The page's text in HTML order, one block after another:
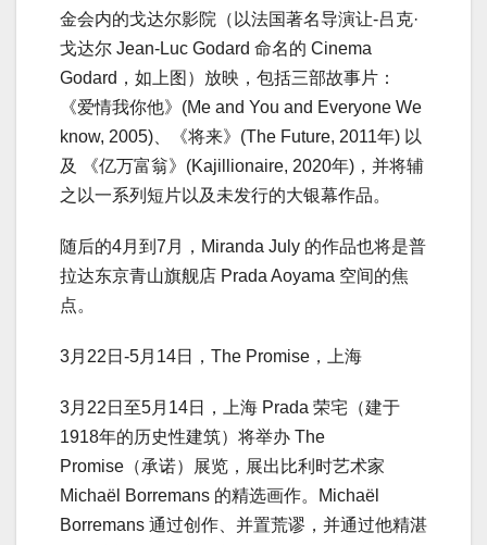
金会内的戈达尔影院（以法国著名导演让-吕克·
戈达尔 Jean-Luc Godard 命名的 Cinema
Godard，如上图）放映，包括三部故事片：
《爱情我你他》(Me and You and Everyone We
know, 2005)、《将来》(The Future, 2011年) 以
及 《亿万富翁》(Kajillionaire, 2020年)，并将辅
之以一系列短片以及未发行的大银幕作品。
随后的4月到7月，Miranda July 的作品也将是普
拉达东京青山旗舰店 Prada Aoyama 空间的焦
点。
3月22日-5月14日，The Promise，上海
3月22日至5月14日，上海 Prada 荣宅（建于
1918年的历史性建筑）将举办 The
Promise（承诺）展览，展出比利时艺术家
Michaël Borremans 的精选画作。Michaël
Borremans 通过创作、并置荒谬，并通过他精湛